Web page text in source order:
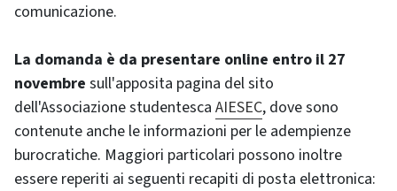
comunicazione.
La domanda è da presentare online entro il 27
novembre sull'apposita pagina del sito
dell'Associazione studentesca AIESEC, dove sono
contenute anche le informazioni per le adempienze
burocratiche. Maggiori particolari possono inoltre
essere reperiti ai seguenti recapiti di posta elettronica: